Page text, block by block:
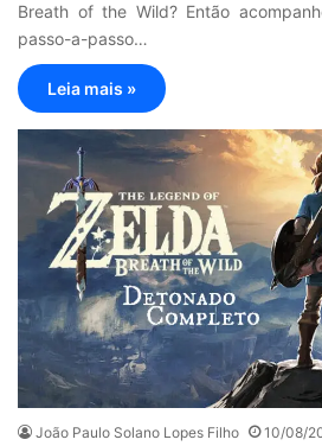
Breath of the Wild? Então
passo-a-passo…
Leia mais »
João Paulo Solano Lopes Filho 10/08/